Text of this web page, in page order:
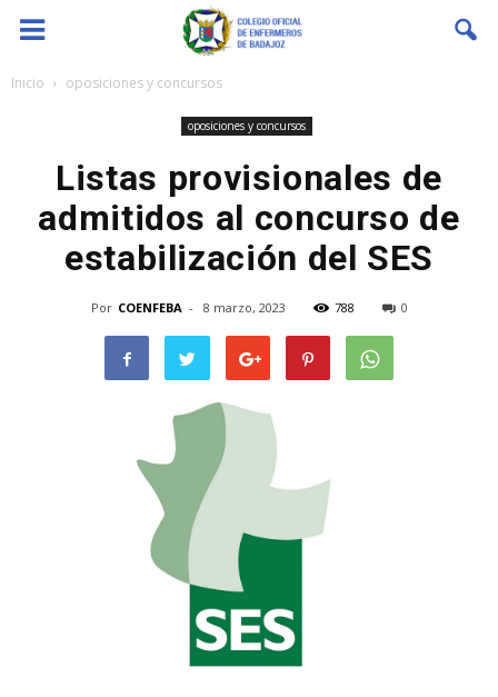
Coenfeba
Inicio oposiciones y concursos
oposiciones y concursos
Listas provisionales de
admitidos al concurso de
estabilización del SES
Por COENFEBA - 8 marzo, 2023 788 0